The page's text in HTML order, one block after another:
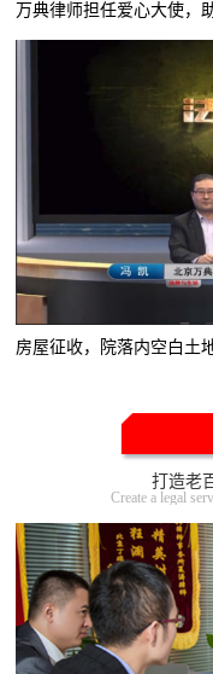
万典律师担任爱心大使，
房屋征收，院落内空白土
打造老
Create a legal